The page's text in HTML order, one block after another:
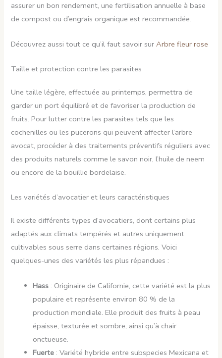
assurer un bon rendement, une fertilisation annuelle à base
de compost ou d’engrais organique est recommandée.
Découvrez aussi tout ce qu’il faut savoir surArbre fleur rose
Taille et protection contre les parasites
Une taille légère, effectuée au printemps, permettra de
garder un port équilibré et de favoriser la production de
fruits. Pour lutter contre les parasites tels que les
cochenilles ou les pucerons qui peuvent affecter l’arbre
avocat, procéder à des traitements préventifs réguliers avec
des produits naturels comme le savon noir, l’huile de neem
ou encore de la bouillie bordelaise.
Les variétés d’avocatier et leurs caractéristiques
Il existe différents types d’avocatiers, dont certains plus
adaptés aux climats tempérés et autres uniquement
cultivables sous serre dans certaines régions. Voici
quelques-unes des variétés les plus répandues :
Hass : Originaire de Californie, cette variété est la plus
populaire et représente environ 80 % de la
production mondiale. Elle produit des fruits à peau
épaisse, texturée et sombre, ainsi qu’à chair
onctueuse.
Fuerte : Variété hybride entre subspecies Mexicana et